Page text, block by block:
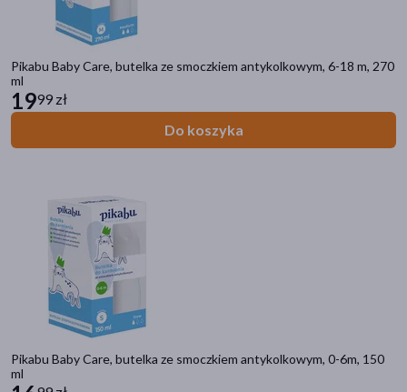
Pikabu Baby Care, butelka ze smoczkiem antykolkowym, 6-18 m, 270
ml
1999 zł
Do koszyka
Pikabu Baby Care, butelka ze smoczkiem antykolkowym, 0-6m, 150
ml